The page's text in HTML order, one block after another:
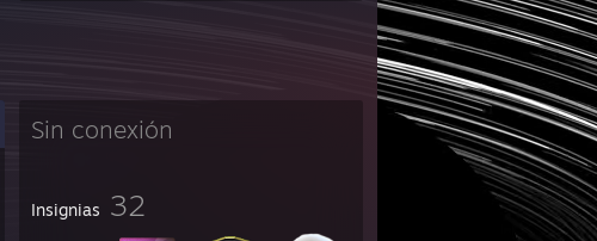
Sin conexión
Insignias 32